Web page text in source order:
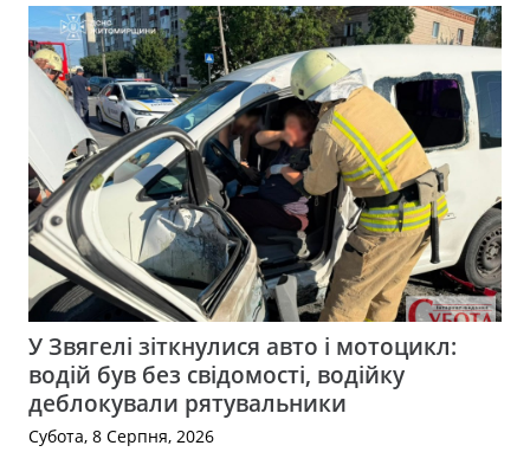
У Звягелі зіткнулися авто і мотоцикл:
водій був без свідомості, водійку
деблокували рятувальники
Субота, 8 Серпня, 2026